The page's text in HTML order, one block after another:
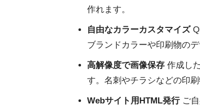
作れます。
自由なカラーカスタマイズ
ブランドカラーや印刷物の
高解像度で画像保存作成し
す。名刺やチラシなどの印刷
Webサイト用HTML発行ご自